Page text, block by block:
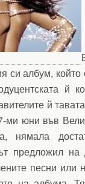
си албум,
й
й
ми юни във
нямала
предложил
песни или